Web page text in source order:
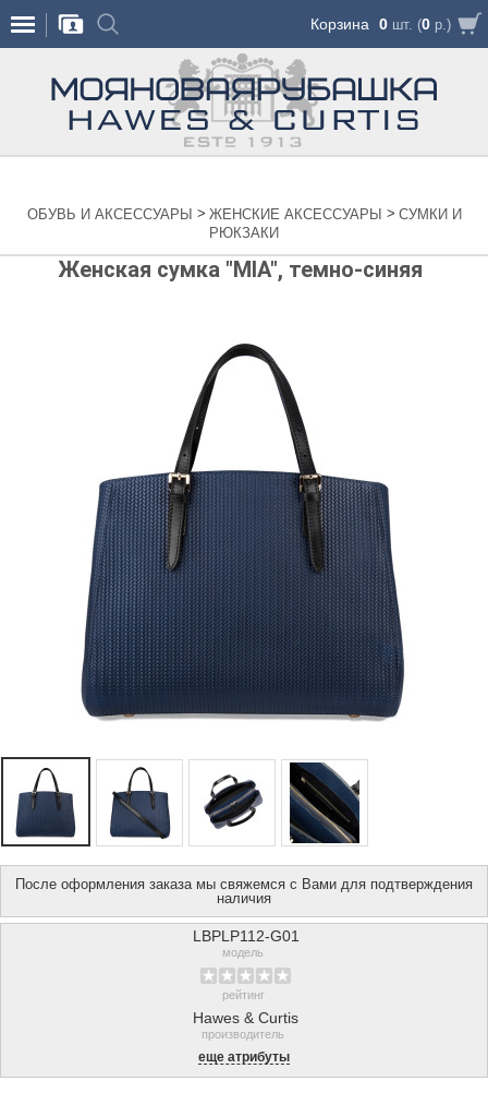
Корзина 0 шт. (0 р.)
ОБУВЬ И АКСЕССУАРЫ > ЖЕНСКИЕ АКСЕССУАРЫ > СУМКИ И
РЮКЗАКИ
Женская сумка "MIA", темно-синяя
После оформления заказа мы свяжемся с Вами для подтверждения
наличия
LBPLP112-G01
модель
рейтинг
Hawes & Curtis
производитель
еще атрибуты